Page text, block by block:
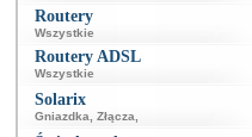
Routery
Wszystkie
Routery ADSL
Wszystkie
Solarix
Gniazdka Złącza